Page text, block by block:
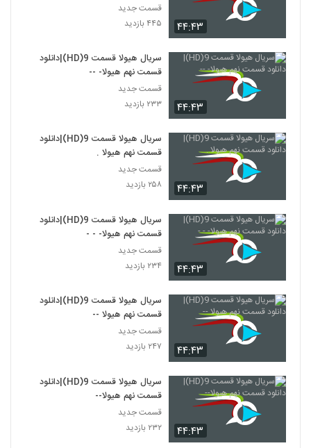
۴۴:۴۳
قسمت جدید
۴۴۵ بازدید
۴۴:۴۳
سریال هیولا قسمت 9(HD)|دانلود
قسمت نهم هیولا- --
قسمت جدید
۲۳۳ بازدید
۴۴:۴۳
سریال هیولا قسمت 9(HD)|دانلود
قسمت نهم هیولا .
قسمت جدید
۲۵۸ بازدید
۴۴:۴۳
سریال هیولا قسمت 9(HD)|دانلود
قسمت نهم هیولا- - -
قسمت جدید
۲۳۴ بازدید
۴۴:۴۳
سریال هیولا قسمت 9(HD)|دانلود
قسمت نهم هیولا --
قسمت جدید
۲۴۷ بازدید
۴۴:۴۳
سریال هیولا قسمت 9(HD)|دانلود
قسمت نهم هیولا--
قسمت جدید
۲۳۲ بازدید